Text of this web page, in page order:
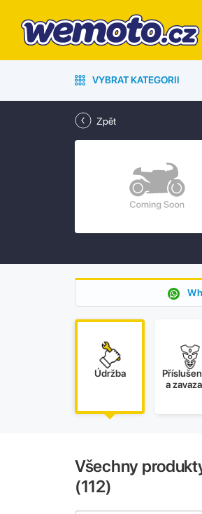
VYBRAT KATEGORII
Zpět
Údržba
a
Všechny
(112)